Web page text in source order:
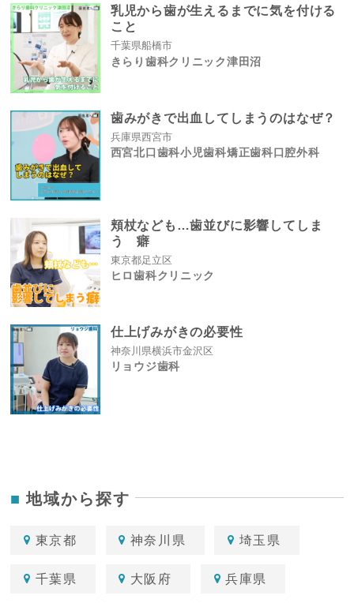
乳児から歯が生えるまでに気を付ける
こと
千葉県船橋市
きらり歯科クリニック津田沼
歯みがきで出血してしまうのはなぜ？
兵庫県西宮市
西宮北口歯科小児歯科矯正歯科口腔外科
頬杖なども…歯並びに影響してしま
う 癖
東京都足立区
ヒロ歯科クリニック
仕上げみがきの必要性
神奈川県横浜市金沢区
リョウジ歯科
地域から探す
東京都 神奈川県 埼玉県
千葉県 大阪府 兵庫県